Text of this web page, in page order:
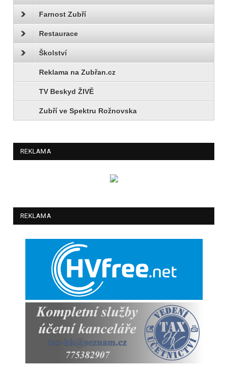
Farnost Zubří
Restaurace
Školství
Reklama na Zubřan.cz
TV Beskyd ŽIVĚ
Zubří ve Spektru Rožnovska
REKLAMA
REKLAMA